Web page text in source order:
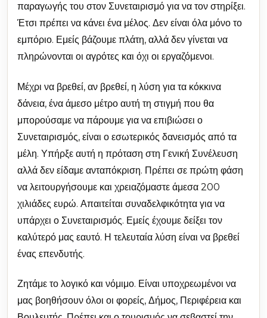
παραγωγής του στον Συνεταιρισμό για να τον στηρίξει.
Έτσι πρέπει να κάνει ένα μέλος. Δεν είναι όλα μόνο το
εμπόριο. Εμείς βάζουμε πλάτη, αλλά δεν γίνεται να
πληρώνονται οι αγρότες και όχι οι εργαζόμενοι.
Μέχρι να βρεθεί, αν βρεθεί, η λύση για τα κόκκινα
δάνεια, ένα άμεσο μέτρο αυτή τη στιγμή που θα
μπορούσαμε να πάρουμε για να επιβιώσει ο
Συνεταιρισμός, είναι ο εσωτερικός δανεισμός από τα
μέλη. Υπήρξε αυτή η πρόταση στη Γενική Συνέλευση
αλλά δεν είδαμε ανταπόκριση. Πρέπει σε πρώτη φάση
να λειτουργήσουμε και χρειαζόμαστε άμεσα 200
χιλιάδες ευρώ. Απαιτείται συναδελφικότητα για να
υπάρχει ο Συνεταιρισμός. Εμείς έχουμε δείξει τον
καλύτερό μας εαυτό. Η τελευταία λύση είναι να βρεθεί
ένας επενδυτής.
Ζητάμε το λογικό και νόμιμο. Είναι υποχρεωμένοι να
μας βοηθήσουν όλοι οι φορείς, Δήμος, Περιφέρεια και